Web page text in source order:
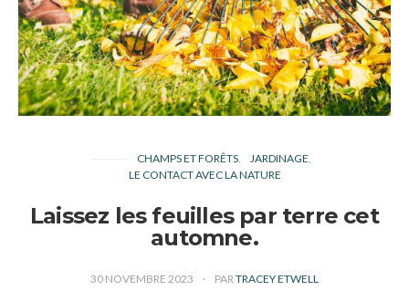
CHAMPS ET FORÊTS
JARDINAGE
LE CONTACT AVEC LA NATURE
Laissez les feuilles par terre cet
automne.
30 NOVEMBRE 2023 PAR TRACEY ETWELL